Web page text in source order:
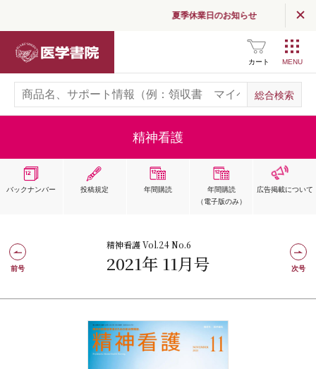
夏季休業日のお知らせ
カート
精神看護
バックナンバー 投稿規定 年間購読
年間購読
（電子版のみ）
広告掲載について
精神看護 Vol.24 No.6
2021年 11月号
前号 次号